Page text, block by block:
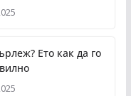
Ето как да го